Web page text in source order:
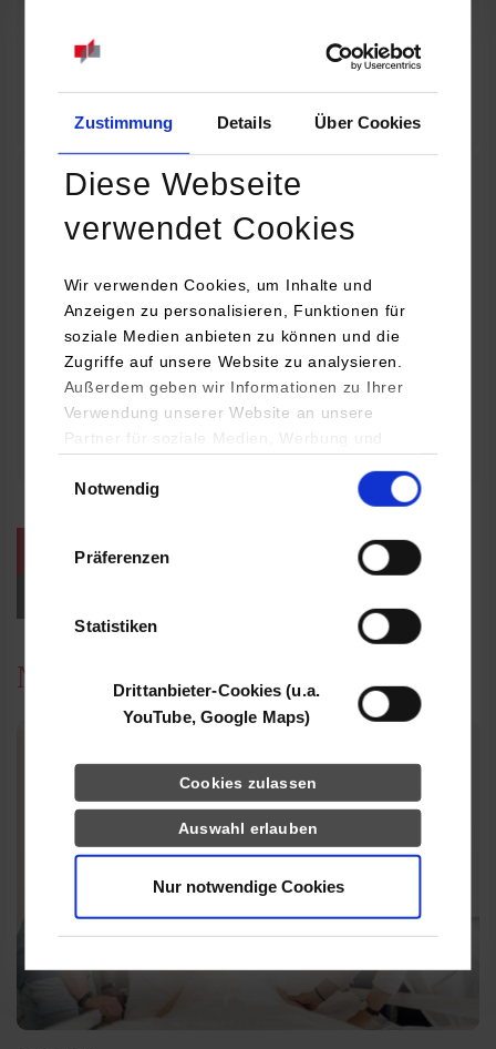
Zustimmung Details Über Cookies
Diese Webseite
verwendet Cookies
Wir verwenden Cookies, um Inhalte und
Anzeigen zu personalisieren, Funktionen für
soziale Medien anbieten zu können und die
Zugriffe auf unsere Website zu analysieren.
Außerdem geben wir Informationen zu Ihrer
Verwendung unserer Website an unsere
Partner für soziale Medien, Werbung und
YouTube, Google Maps) führen diese
Daten zusammen, die Sie ihnen bereitgestellt
haben oder die sie im Rahmen Ihrer Nutzung
Notwendig
Präferenzen
Statistiken
Drittanbieter-Cookies (u.a.
YouTube, Google Maps)
Cookies zulassen
Auswahl erlauben
Nur notwendige Cookies
Online INDIS-Infoveranstaltung für Studierende
Zum Event
Technologietag: Clean Urban Transportation –
nachhaltige Mobilität im (sub)urbanen Umfeld
16.09.2026 - 17.09.2026
Im Mittelpunkt stehen elektrische Antriebe, moderne
Batterietechnologien und innovative Fahrzeugkonzepte für
nachhaltige Mobilität in Stadt und…
weitere Veranstaltungen / Termine
News